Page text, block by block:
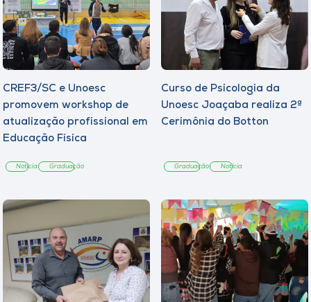
CREF3/SC e Unoesc
promovem workshop de
atualização profissional em
Educação Física
Notícia Graduação
Curso de Psicologia da
Unoesc Joaçaba realiza 2ª
Cerimônia do Botton
Graduação Notícia